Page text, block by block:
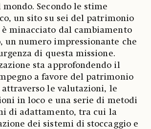
Secondo le stime
un sito su sei del patrimonio
minacciato dal cambiamento
un numero impressionante che
di questa missione.
sta approfondendo il
a favore del patrimonio
le valutazioni, le
in loco e una serie di metodi
di adattamento, tra cui la
dei sistemi di stoccaggio e